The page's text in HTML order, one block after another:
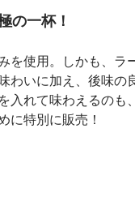
の一杯！
を使用。しかも、
わいに加え、後味の
入れて味わえるのも
に特別に販売！